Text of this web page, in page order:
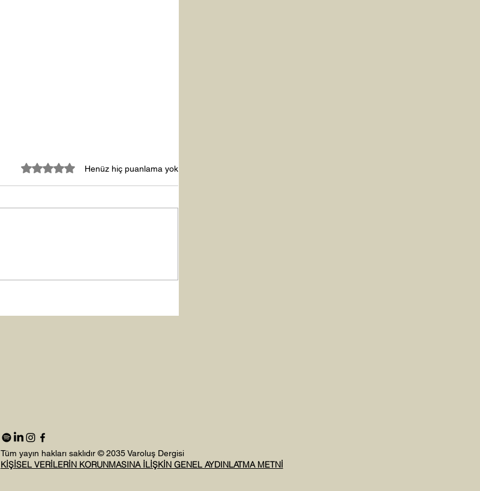
5 üzerinden 0 yıldızHenüz hiç puanlama yok
Tüm yayın hakları saklıdır © 2035 Varoluş Dergisi
KİŞİSEL VERİLERİN KORUNMASINA İLİŞKİN GENEL AYDINLATMA METNİ